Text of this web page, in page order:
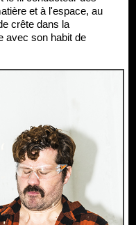
et à l'espace, au
crête dans la
avec son habit de